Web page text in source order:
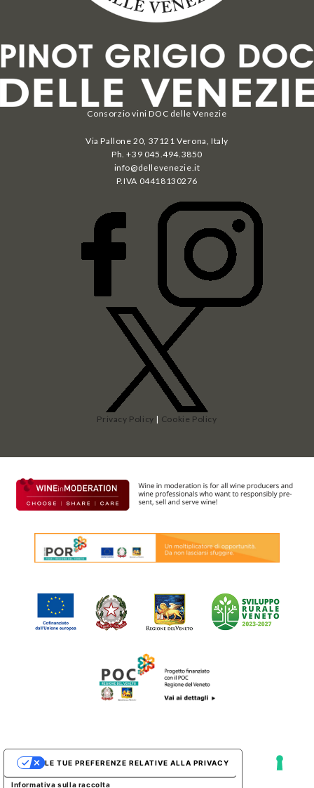
Consorzio vini DOC delle Venezie
Via Pallone 20, 37121 Verona, Italy
Ph. +39 045.494.3850
info@dellevenezie.it
P.IVA 04418130276
Privacy Policy | Cookie Policy
Informativa sulla raccolta
LE TUE PREFERENZE RELATIVE ALLA PRIVACY